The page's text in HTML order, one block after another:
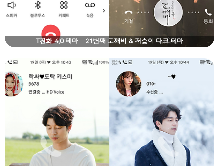
T전화 4.0 테마 - 21번째 도깨비 & 저승이 다크 테마